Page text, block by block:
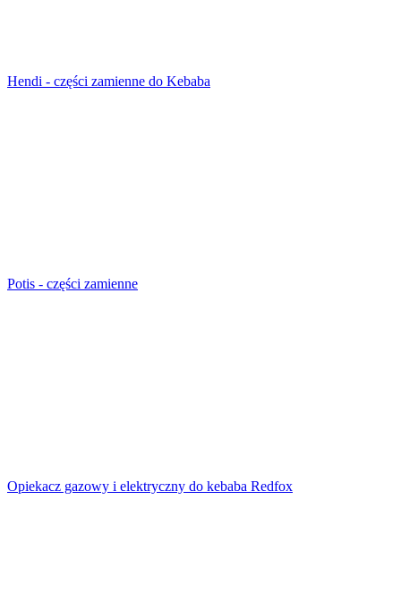
Hendi - części zamienne do Kebaba
Potis - części zamienne
Opiekacz gazowy i elektryczny do kebaba Redfox